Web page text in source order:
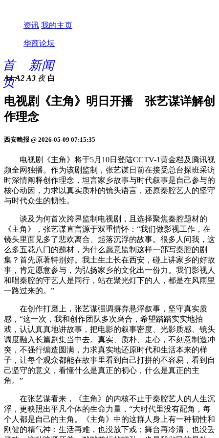
资讯 我的主页
华商论坛
首
页
新闻
A1 A2 A3 夜 白
电视剧《主角》明日开播 张艺谋详解创
作理念
西安晚报 @ 2026-05-09 07:15:35
电视剧《主角》将于5月10日登陆CCTV-1黄金档及腾讯视
频全网独播。作为该剧监制，张艺谋日前在接受总台探班采访
时深情阐释创作理念，坦言家乡故事与时代叙事是自己参与的
核心动因，力求以真实质朴的镜头语言，还原秦腔艺人的坚守
与时代众生的韧性。
谈及为何首次跨界监制电视剧，且选择聚焦秦腔题材的
《主角》，张艺谋直言源于双重情怀：“我们做影视工作，在
镜头里面见多了悲欢离合、起落沉浮的故事。很多人问我，这
么多五花八门的题材，为什么愿意监制这样一部写秦腔的剧
集？首先原著特别好。我土生土长在西安，碰上讲家乡的好故
事，肯定愿意参与，为弘扬家乡的文化出一份力。我们影视人
和唱秦腔的守艺人是同行，站在聚光灯下的人，都是在风雨里
一路过来的。”
在创作打磨上，张艺谋强调摒弃悬浮叙事，坚守真实质
感，“这一次，我和创作团队多次磨合，希望踏踏实实地拍
戏，认认真真地讲故事，把电影的叙事密度、光影质感、镜头
调度融入长篇剧集当中去。真实、质朴、走心，不刻意制造冲
突，不强行编造圆满，力求真实地还原时代和生活本来的样
子，让每个观众都能在故事里看到自己打拼的不容易，看到自
己坚守的意义，看懂什么是真正的初心，什么是真正的主
角。”
在张艺谋看来，《主角》的内核不止于秦腔艺人的人生沉
浮，更映照出平凡个体的生命力量，“大时代里没有配角，每
个人都是自己的主角。《主角》中的这群人身上有一种韧性和
刚健的精气神：生活再难，也没放下戏；舞台再冷清，也没丢